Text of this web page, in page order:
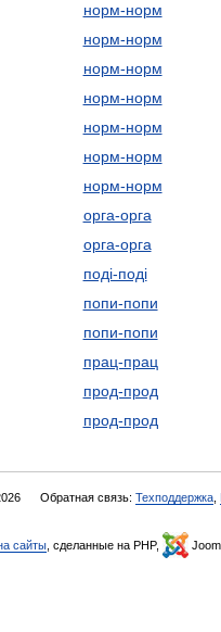
норм-норм
норм-норм
норм-норм
норм-норм
норм-норм
норм-норм
норм-норм
орга-орга
орга-орга
поді-поді
попи-попи
попи-попи
прац-прац
прод-прод
прод-прод
Обратная связь: Техподдержка
сайты , сделанные на PHP,